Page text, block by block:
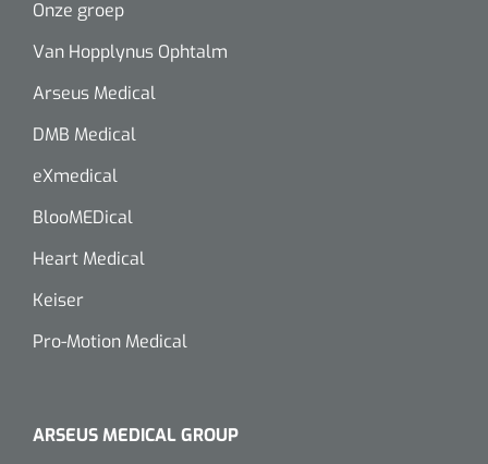
Onze groep
Van Hopplynus Ophtalm
Arseus Medical
DMB Medical
eXmedical
BlooMEDical
Heart Medical
Keiser
Pro-Motion Medical
ARSEUS MEDICAL GROUP